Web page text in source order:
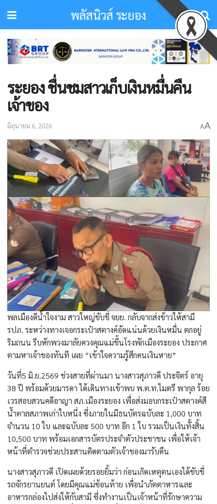
พลัสนิวส์ ระยอง
ระยอง ชื่นชมสาวเก็บเงินหมื่นคืน
เจ้าของ​
มิถุนายน 6, 2026 AA
พลเมืองดีน้ำใจงาม สาวใหญ่ขับขี่ จยย. กลับจากส่งข้าวให้สามี
รปภ. ระหว่างทางเจอกระเป๋าสตางค์อัดแน่นด้วยเงินหมื่น ตกอยู่
ริมถนน รีบหักพวงมาลัยควงคุณแม่ขึ้นโรงพักเมืองระยอง ประกาศ
ตามหาเจ้าของทันที เผย “เข้าใจความรู้สึกคนเงินหาย”
​วันที่5 มิ.ย.2569 ช่วงสายที่ผ่านมา นางสาวสุภาวดี ประจิตร์ อายุ
38 ปี พร้อมด้วยมารดา ได้เดินทางเข้าพบ พ.ต.ท.ไมตรี พากุล ร้อย
เวรสอบสวนคดีอาญา สภ.เมืองระยอง เพื่อส่งมอบกระเป๋าสตางค์สี
น้ำตาลสภาพเก่าใบหนึ่ง ซึ่งภายในมีธนบัตรฉบับละ 1,000 บาท
จำนวน 10 ใบ และฉบับละ 500 บาท อีก 1 ใบ รวมเป็นเงินทั้งสิ้น
10,500 บาท พร้อมเอกสารบัตรประจำตัวประชาชน เพื่อให้เจ้า
หน้าที่ตำรวจช่วยประสานติดตามตัวเจ้าของมารับคืน
​นางสาวสุภาวดี เปิดเผยด้วยรอยยิ้มว่า ก่อนเกิดเหตุตนเองได้ขับขี่
รถจักรยานยนต์ โดยมีคุณแม่ซ้อนท้าย เพื่อนำภัตตาหารและ
อาหารกล่องไปส่งให้กับสามี ซึ่งทำงานเป็นเจ้าหน้าที่รักษาความ